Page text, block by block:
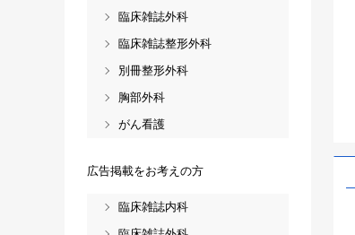
臨床雑誌外科
臨床雑誌整形外科
別冊整形外科
胸部外科
がん看護
広告掲載をお考えの方
臨床雑誌内科